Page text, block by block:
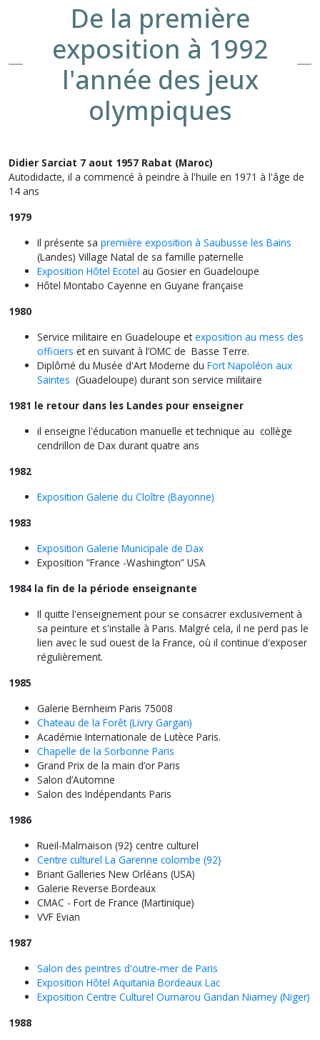
De la première
exposition à 1992
l'année des jeux
olympiques
Didier Sarciat 7 aout 1957 Rabat (Maroc)
Autodidacte, il a commencé à peindre à l'huile en 1971 à l'âge de
14 ans
1979
Il présente sa première exposition à Saubusse les Bains
(Landes) Village Natal de sa famille paternelle
Exposition Hôtel Ecotel au Gosier en Guadeloupe
Hôtel Montabo Cayenne en Guyane française
1980
Service militaire en Guadeloupe etexposition au mess des
officiers et en suivant à l’OMC de Basse Terre.
Diplômé du Musée d'Art Moderne du Fort Napoléon aux
Saintes (Guadeloupe) durant son service militaire
1981 le retour dans les Landes pour enseigner
il enseigne l'éducation manuelle et technique au collège
cendrillon de Dax durant quatre ans
1982
Exposition Galerie du Cloître (Bayonne)
1983
Exposition Galerie Municipale de Dax
Exposition ”France -Washington” USA
1984 la fin de la période enseignante
Il quitte l'enseignement pour se consacrer exclusivement à
sa peinture et s'installe à Paris. Malgré cela, il ne perd pas le
lien avec le sud ouest de la France, où il continue d'exposer
régulièrement.
1985
Galerie Bernheim Paris 75008
Chateau de la Forêt (Livry Gargan)
Académie Internationale de Lutèce Paris.
Chapelle de la Sorbonne Paris
Grand Prix de la main d’or Paris
Salon d’Automne
Salon des Indépendants Paris
1986
Rueil-Malmaison (92} centre culturel
Centre culturel La Garenne colombe (92}
Briant Galleries New Orléans (USA)
Galerie Reverse Bordeaux
CMAC - Fort de France (Martinique)
VVF Evian
1987
Salon des peintres d'outre-mer de Paris
Exposition Hôtel Aquitania Bordeaux Lac
Exposition Centre Culturel Oumarou Gandan Niamey (Niger)
1988